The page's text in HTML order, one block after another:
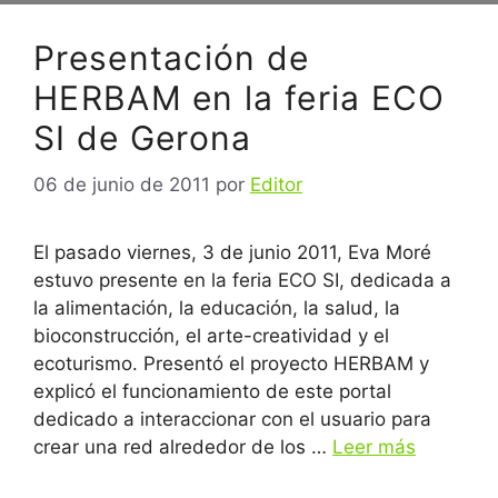
Presentación de
HERBAM en la feria ECO
SI de Gerona
06 de junio de 2011 por Editor
El pasado viernes, 3 de junio 2011, Eva Moré
estuvo presente en la feria ECO SI, dedicada a
la alimentación, la educación, la salud, la
bioconstrucción, el arte-creatividad y el
ecoturismo. Presentó el proyecto HERBAM y
explicó el funcionamiento de este portal
dedicado a interaccionar con el usuario para
crear una red alrededor de los … Leer más